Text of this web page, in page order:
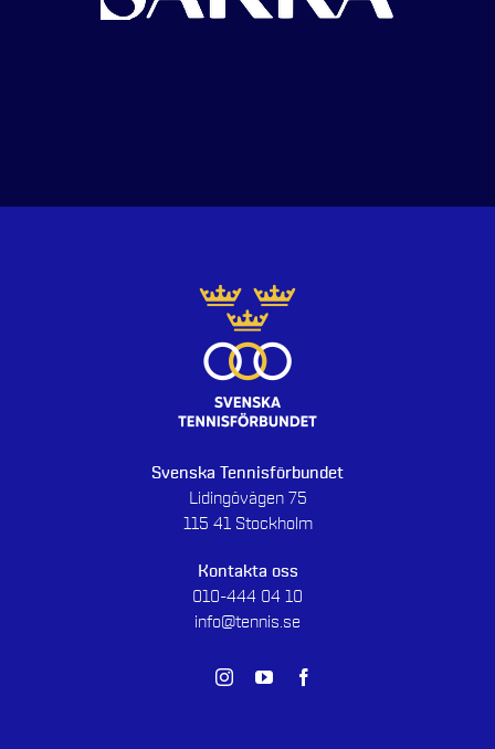
Svenska Tennisförbundet
Lidingövägen 75
115 41 Stockholm
Kontakta oss
010-444 04 10
info@tennis.se